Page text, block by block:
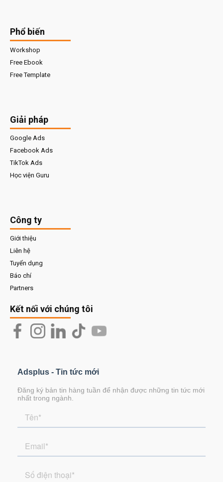
Phổ biến
Workshop
Free Ebook
Free Template
Giải pháp
Google Ads
Facebook Ads
TikTok Ads
Học viện Guru
Công ty
Giới thiệu
Liên hệ
Tuyển dụng
Báo chí
Partners
Kết nối với chúng tôi